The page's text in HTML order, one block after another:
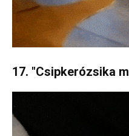
17. "Csipkerózsika